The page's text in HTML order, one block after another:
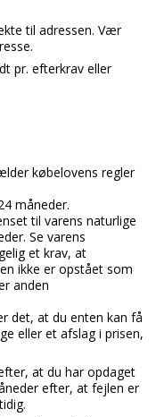
til adressen. Vær
pr. efterkrav eller
købelovens regler
måneder.
til varens naturlige
Se varens
et krav, at
ikke er opstået som
anden
det, at du enten kan få
eller et afslag i prisen,
at du har opdaget
efter, at fejlen er